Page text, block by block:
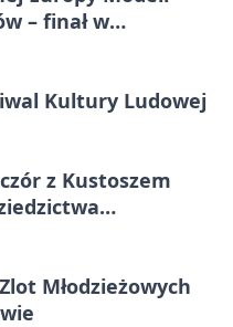
– finał w
Kultury Ludowej
z Kustoszem
Młodzieżowych